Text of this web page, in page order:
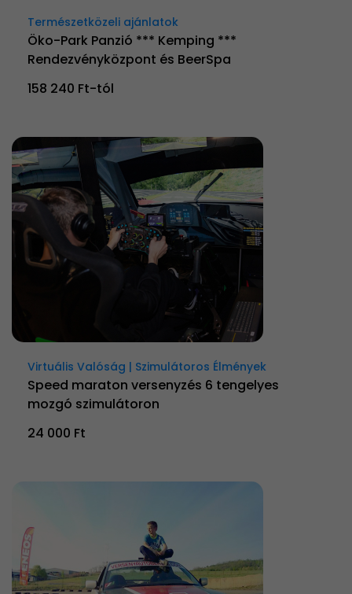
Természetközeli ajánlatok
Öko-Park Panzió *** Kemping ***
Rendezvényközpont és BeerSpa
158 240 Ft-tól
Virtuális Valóság | Szimulátoros Élmények
Speed maraton versenyzés 6 tengelyes
mozgó szimulátoron
24 000 Ft